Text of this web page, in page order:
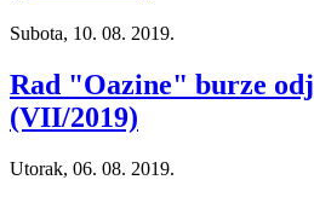
Subota, 10. 08. 2019.
Rad "Oazine" burze
(VII/2019)
Utorak, 06. 08. 2019.